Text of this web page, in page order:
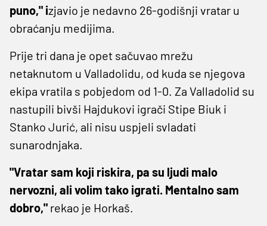
puno," izjavio je nedavno 26-godišnji vratar u
obraćanju medijima.
Prije tri dana je opet sačuvao mrežu
netaknutom u Valladolidu, od kuda se njegova
ekipa vratila s pobjedom od 1-0. Za Valladolid su
nastupili bivši Hajdukovi igrači Stipe Biuk i
Stanko Jurić, ali nisu uspjeli svladati
sunarodnjaka.
"Vratar sam koji riskira, pa su ljudi malo
nervozni, ali volim tako igrati. Mentalno sam
dobro," rekao je Horkaš.